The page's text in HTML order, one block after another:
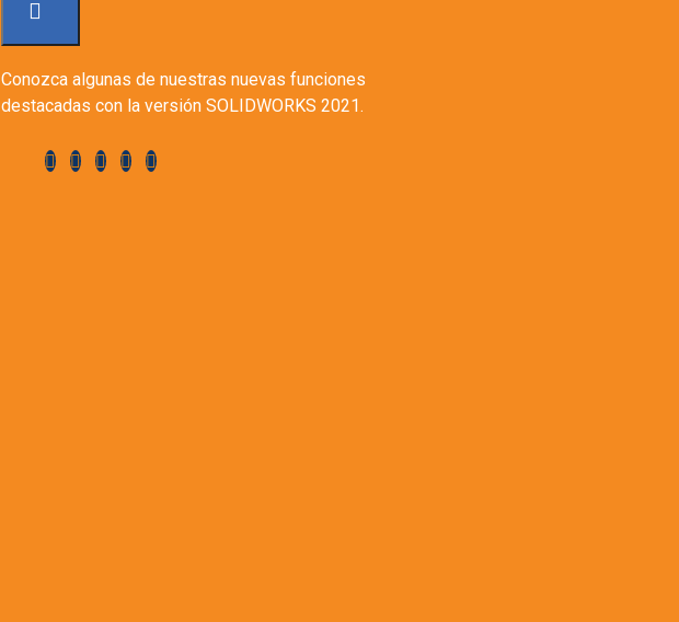
Conozca algunas de nuestras nuevas funciones
destacadas con la versión SOLIDWORKS 2021.